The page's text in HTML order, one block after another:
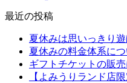
最近の投稿
夏休みは思いっきり
夏休みの料金体系に
ギフトチケットの販
【よみうりランド店